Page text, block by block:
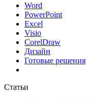
Word
PowerPoint
Excel
Visio
CorelDraw
Дизайн
Готовые решения
Статьи